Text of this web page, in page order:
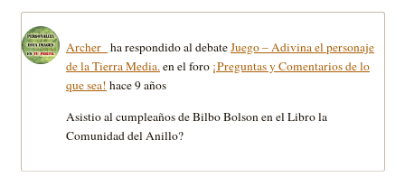
Archer_ ha respondido al debateJuego – Adivina el personaje
de la Tierra Media.en el foro ¡Preguntas y Comentarios de lo
que sea! hace 9 años
Asistio al cumpleaños de Bilbo Bolson en el Libro la
Comunidad del Anillo?